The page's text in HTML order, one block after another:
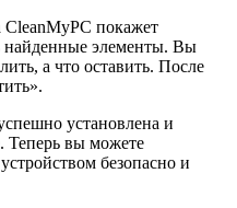
покажет
найденные элементы. Вы
а что оставить. После
установлена и
Теперь вы можете
безопасно и